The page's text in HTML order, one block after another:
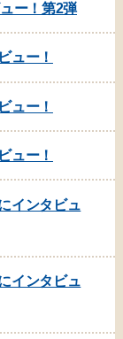
ー！第2弾
ュー！
ュー！
ュー！
インタビュ
インタビュ